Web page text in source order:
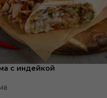
с индейкой